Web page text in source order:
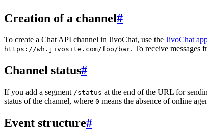
Creation of a channel#
To create a Chat API channel in JivoChat, use the JivoChat
https://wh.jivosite.com/foo/bar. To receive messages
Channel status#
If you add a segment /status at the end of the URL for
status of the channel, where 0 means the absence of online
Event structure#